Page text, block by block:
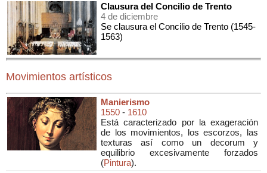
Clausura del Concilio de Trento
4 de diciembre
Se clausura el Concilio de Trento (1545-
1563)
Movimientos artísticos
Manierismo
1550 - 1610
Está caracterizado por la exageración
de los movimientos, los escorzos, las
texturas así como un decorum y
equilibrio excesivamente forzados
(Pintura).